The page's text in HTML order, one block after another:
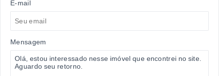
E-mail
Mensagem